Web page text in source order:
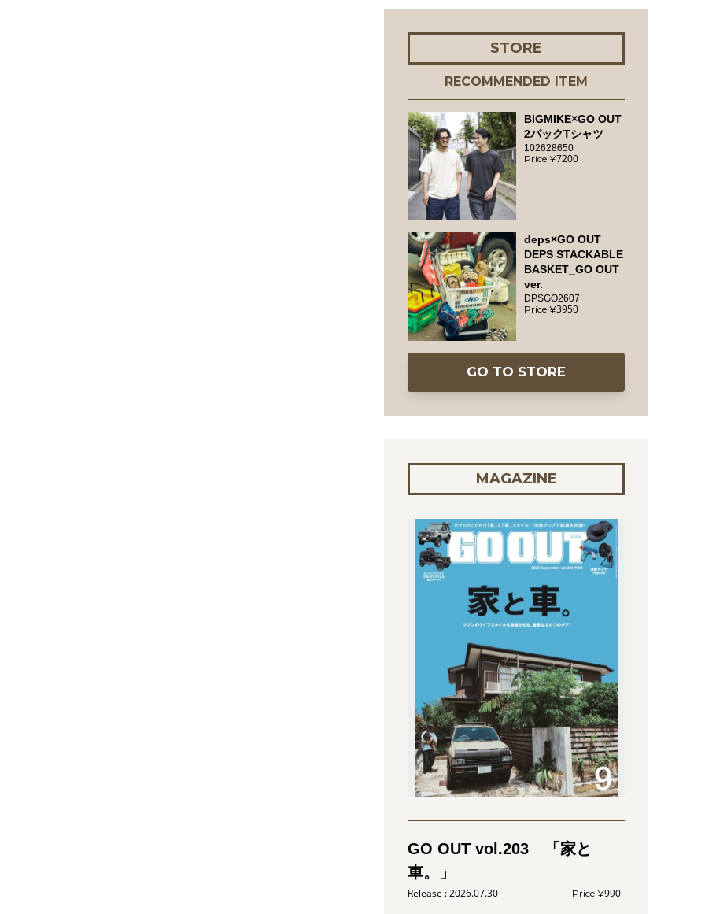
STORE
RECOMMENDED ITEM
BIGMIKE×GO OUT
2パックTシャツ
102628650
7200
deps×GO OUT
DEPS STACKABLE
BASKET_GO OUT
ver.
DPSGO2607
3950
GO TO STORE
MAGAZINE
GO OUT vol.203 「家と
車。」
2026.07.30 990